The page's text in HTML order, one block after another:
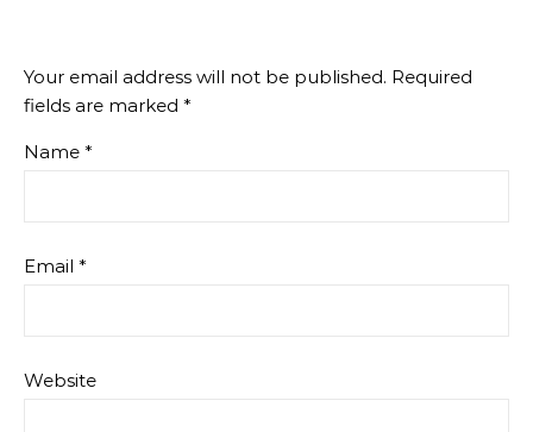
Your email address will not be published. Required
fields are marked *
Name *
Email *
Website